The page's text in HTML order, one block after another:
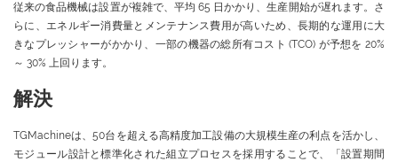
従来の食品機械は設置が複雑で、平均 65 日かかり、生産開始が遅れます。さ
らに、エネルギー消費量とメンテナンス費用が高いため、長期的な運用に大
きなプレッシャーがかかり、一部の機器の総所有コスト (TCO) が予想を 20%
～ 30% 上回ります。
解決
TGMachineは、50台を超える高精度加工設備の大規模生産の利点を活かし、
モジュール設計と標準化された組立プロセスを採用することで、「設置期間